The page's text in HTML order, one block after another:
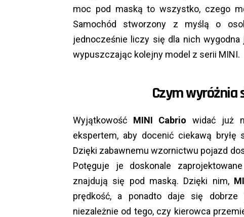
moc pod maską to wszystko, czego
Samochód stworzony z myślą o
jednocześnie liczy się dla nich wygodna
wypuszczając kolejny model z serii MINI.
Czym wyróżnia
Wyjątkowość MINI Cabrio widać już
ekspertem, aby docenić ciekawą bryłę
Dzięki zabawnemu wzornictwu pojazd
Potęguje je doskonale
znajdują się pod maską. Dzięki nim,
prędkość, a ponadto daje się dobrze
niezależnie od tego, czy kierowca